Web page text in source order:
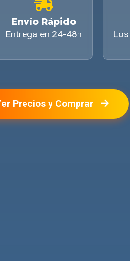
Envío Rápido
Entrega en 24-48h
Precios y Comprar